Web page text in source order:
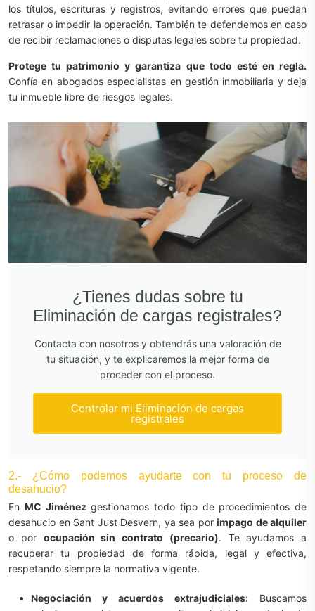
los títulos, escrituras y registros, evitando errores que puedan
retrasar o impedir la operación. También te defendemos en caso
de recibir reclamaciones o disputas legales sobre tu propiedad.
Protege tu patrimonio y garantiza que todo esté en regla.
Confía en abogados especialistas en gestión inmobiliaria y deja
tu inmueble libre de riesgos legales.
¿Tienes dudas sobre tu
Eliminación de cargas registrales?
Contacta con nosotros y obtendrás una valoración de
tu situación, y te explicaremos la mejor forma de
proceder con el proceso.
Controlar mi Eliminación de cargas
registrales
2.- ¿Cómo podemos ayudarte con tu proceso de
desahucio?
En MC Jiménezgestionamos todo tipo de procedimientos de
desahucio en Sant Just Desvern, ya sea por impago de alquiler
o por ocupación sin contrato (precario). Te ayudamos a
recuperar tu propiedad de forma rápida, legal y efectiva,
respetando siempre la normativa vigente.
Negociación y acuerdos extrajudiciales: Buscamos